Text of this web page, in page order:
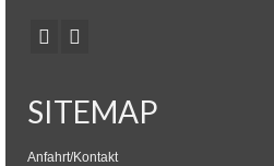
SITEMAP
Anfahrt/Kontakt